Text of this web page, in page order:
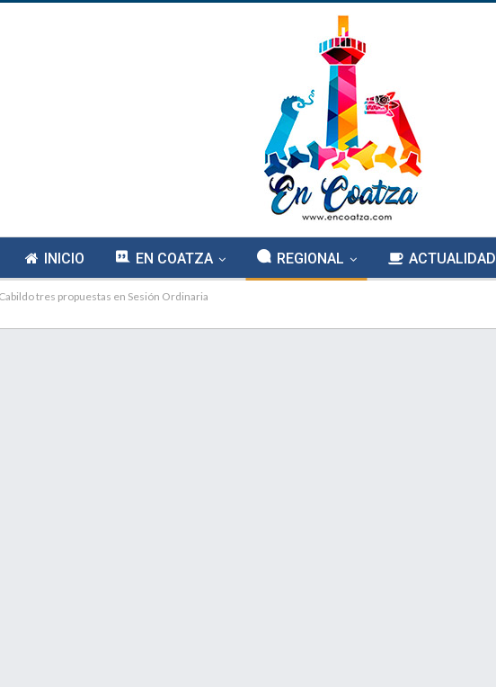
INICIO EN COATZA REGIONAL ACTUALIDAD
tres propuestas en Sesión Ordinaria